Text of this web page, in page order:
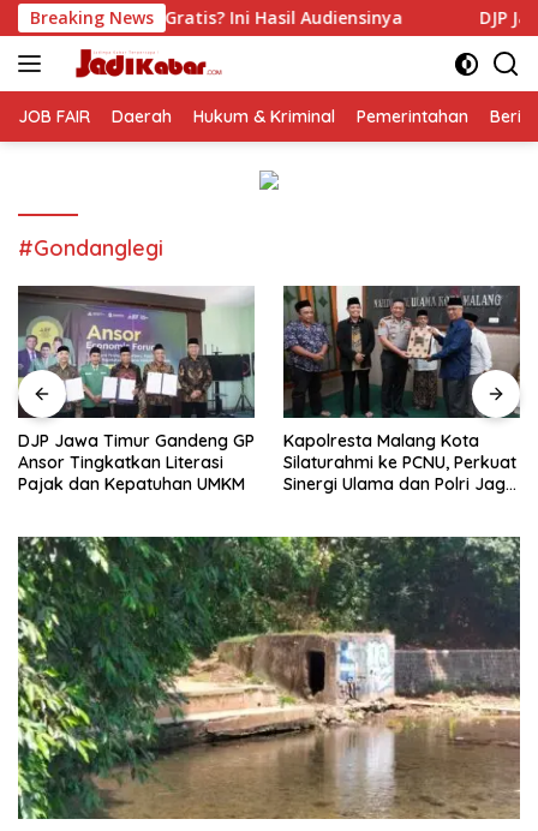
Langsung
ke
konten
Breaking News
Ini Hasil Audiensinya DJP Jawa Timur Gandeng
JOB FAIR Daerah Hukum & Kriminal Pemerintahan
#Gondanglegi
DJP Jawa Timur Gandeng GP
Ansor Tingkatkan Literasi
Pajak dan Kepatuhan UMKM
Kapolresta Malang Kota
Silaturahmi ke PCNU, Perkuat
Sinergi Ulama dan Polri Jaga